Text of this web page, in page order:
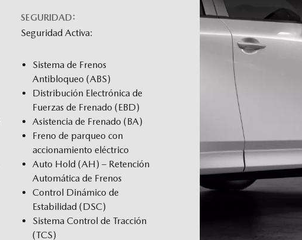
SEGURIDAD:
Seguridad Activa:
Sistema de Frenos
Antibloqueo (ABS)
Distribución Electrónica de
Fuerzas de Frenado (EBD)
Asistencia de Frenado (BA)
Freno de parqueo con
accionamiento eléctrico
Auto Hold (AH) – Retención
Automática de Frenos
Control Dinámico de
Estabilidad (DSC)
Sistema Control de Tracción
(TCS)